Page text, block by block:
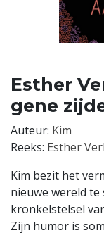
Esther
gene
Auteur: Kim
Reeks: Esther
Kim bezit het
nieuwe wereld te
kronkelstelsel
Zijn humor is